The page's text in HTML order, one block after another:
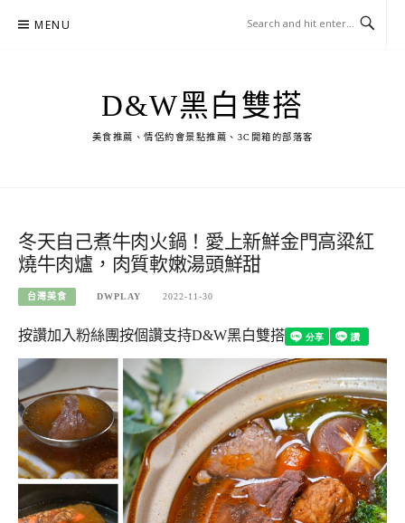
MENU
D&W黑白雙搭
美食推薦、情侶約會景點推薦、3C開箱的部落客
冬天自己煮牛肉火鍋！愛上新鮮金門高粱紅
燒牛肉爐，肉質軟嫩湯頭鮮甜
台灣美食 DWPLAY 2022-11-30
按讚加入粉絲團按個讚支持D&W黑白雙搭